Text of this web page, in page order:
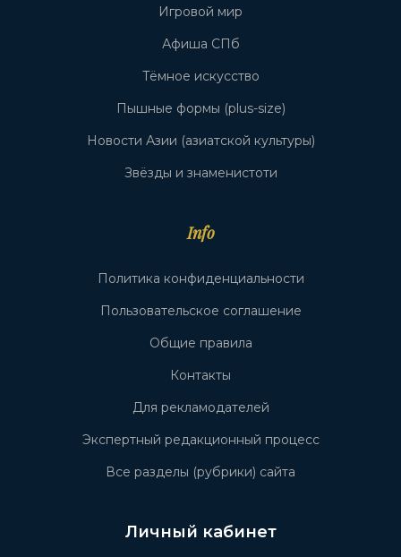
Игровой мир
Афиша СПб
Тёмное искусство
Пышные формы (plus-size)
Новости Азии (азиатской культуры)
Звёзды и знаменистоти
Info
Политика конфиденциальности
Пользовательское соглашение
Общие правила
Контакты
Для рекламодателей
Экспертный редакционный процесс
Все разделы (рубрики) сайта
Личный кабинет